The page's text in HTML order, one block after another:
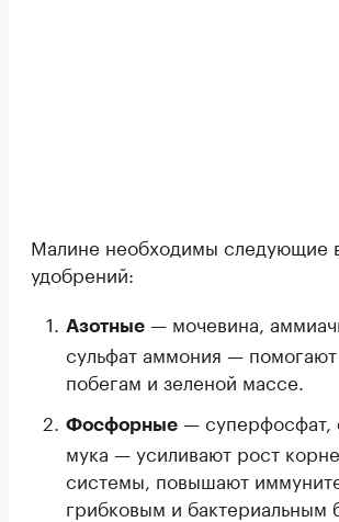
Малине необходимы следующие
удобрений:
Азотные — мочевина,
сульфат аммония —
побегам и зеленой массе.
Фосфорные — суперфосфат,
мука — усиливают рост
системы, повышают
грибковым и бактериальным